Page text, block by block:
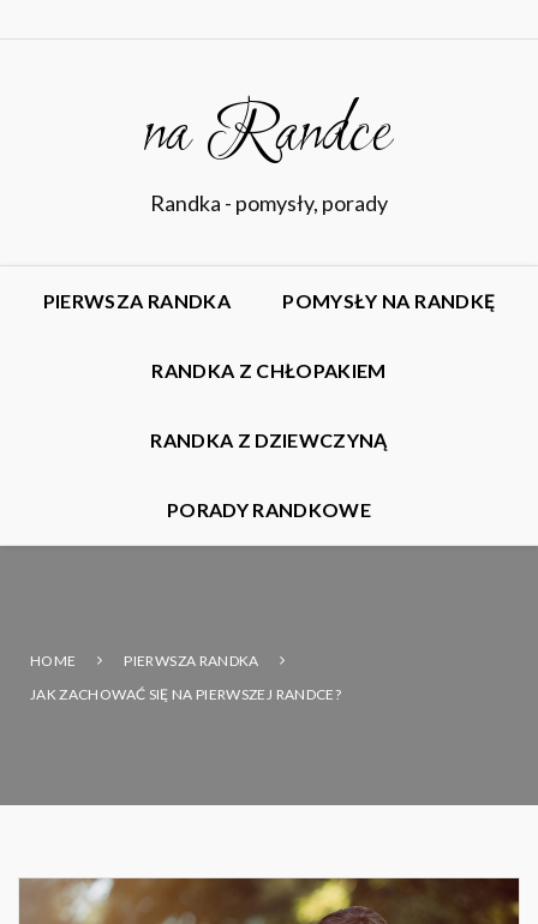
na Randce
Randka - pomysły, porady
PIERWSZA RANDKA POMYSŁY NA RANDKĘ
RANDKA Z CHŁOPAKIEM
RANDKA Z DZIEWCZYNĄ
PORADY RANDKOWE
HOME
PIERWSZA RANDKA
JAK ZACHOWAĆ SIĘ NA PIERWSZEJ RANDCE?